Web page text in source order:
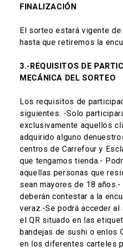
FINALIZACIÓN
El sorteo estará vigente
hasta que retiremos la
3.-REQUISITOS DE
MECÁNICA DEL SORTEO
Los requisitos de
siguientes: -Solo
exclusivamente aquellos
adquirido alguno
centros de Carrefour y
que tengamos tienda.-
aquellas personas que
sean mayores de 18
deberán contestar a la
veraz.-Se podrá acceder
el QR situado en las
bandejas de sushi o enlos
en los diferentes carteles